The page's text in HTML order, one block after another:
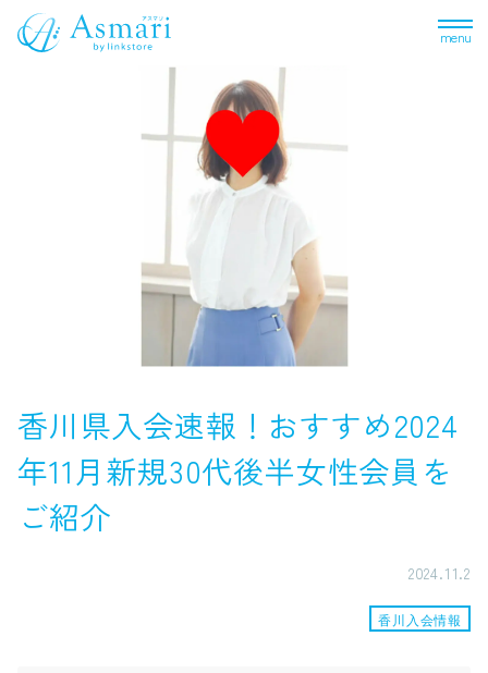
menu
香川県入会速報！おすすめ2024
年11月新規30代後半女性会員を
ご紹介
2024.11.2
香川入会情報